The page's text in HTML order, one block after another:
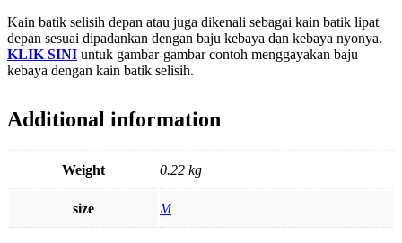
Kain batik selisih depan atau juga dikenali sebagai kain batik lipat
depan sesuai dipadankan dengan baju kebaya dan kebaya nyonya.
KLIK SINI untuk gambar-gambar contoh menggayakan baju
kebaya dengan kain batik selisih.
Additional information
Weight 0.22 kg
size M